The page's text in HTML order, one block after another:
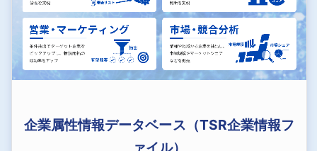
企業属性情報データベース（TSR企業情報フ
ァイル）